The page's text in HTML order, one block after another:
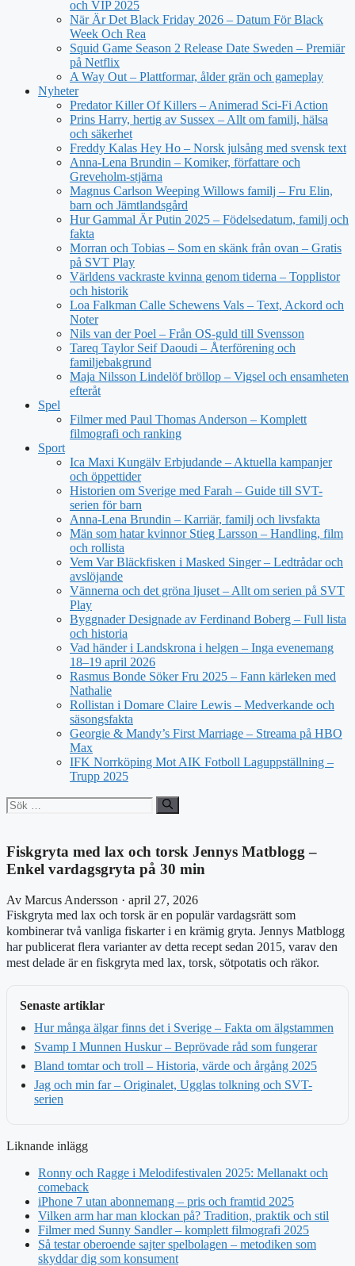
och VIP 2025
När Är Det Black Friday 2026 – Datum För Black
Week Och Rea
Squid Game Season 2 Release Date Sweden – Premiär
på Netflix
A Way Out – Plattformar, ålder grän och gameplay
Nyheter
Predator Killer Of Killers – Animerad Sci-Fi Action
Prins Harry, hertig av Sussex – Allt om familj, hälsa
och säkerhet
Freddy Kalas Hey Ho – Norsk julsång med svensk text
Anna-Lena Brundin – Komiker, författare och
Greveholm-stjärna
Magnus Carlson Weeping Willows familj – Fru Elin,
barn och Jämtlandsgård
Hur Gammal Är Putin 2025 – Födelsedatum, familj och
fakta
Morran och Tobias – Som en skänk från ovan – Gratis
på SVT Play
Världens vackraste kvinna genom tiderna – Topplistor
och historik
Loa Falkman Calle Schewens Vals – Text, Ackord och
Noter
Nils van der Poel – Från OS-guld till Svensson
Tareq Taylor Seif Daoudi – Återförening och
familjebakgrund
Maja Nilsson Lindelöf bröllop – Vigsel och ensamheten
efteråt
Spel
Filmer med Paul Thomas Anderson – Komplett
filmografi och ranking
Sport
Ica Maxi Kungälv Erbjudande – Aktuella kampanjer
och öppettider
Historien om Sverige med Farah – Guide till SVT-
serien för barn
Anna-Lena Brundin – Karriär, familj och livsfakta
Män som hatar kvinnor Stieg Larsson – Handling, film
och rollista
Vem Var Bläckfisken i Masked Singer – Ledtrådar och
avslöjande
Vännerna och det gröna ljuset – Allt om serien på SVT
Play
Byggnader Designade av Ferdinand Boberg – Full lista
och historia
Vad händer i Landskrona i helgen – Inga evenemang
18–19 april 2026
Rasmus Bonde Söker Fru 2025 – Fann kärleken med
Nathalie
Rollistan i Domare Claire Lewis – Medverkande och
säsongsfakta
Georgie & Mandy’s First Marriage – Streama på HBO
Max
IFK Norrköping Mot AIK Fotboll Laguppställning –
Trupp 2025
Sök
efter:
Fiskgryta med lax och torsk Jennys Matblogg –
Enkel vardagsgryta på 30 min
Av Marcus Andersson · april 27, 2026
Fiskgryta med lax och torsk är en populär vardagsrätt som
kombinerar två vanliga fiskarter i en krämig gryta. Jennys Matblogg
har publicerat flera varianter av detta recept sedan 2015, varav den
mest delade är en fiskgryta med lax, torsk, sötpotatis och räkor.
Senaste artiklar
Hur många älgar finns det i Sverige – Fakta om älgstammen
Svamp I Munnen Huskur – Beprövade råd som fungerar
Bland tomtar och troll – Historia, värde och årgång 2025
Jag och min far – Originalet, Ugglas tolkning och SVT-
serien
Liknande inlägg
Ronny och Ragge i Melodifestivalen 2025: Mellanakt och
comeback
iPhone 7 utan abonnemang – pris och framtid 2025
Vilken arm har man klockan på? Tradition, praktik och stil
Filmer med Sunny Sandler – komplett filmografi 2025
Så testar oberoende sajter spelbolagen – metodiken som
skyddar dig som konsument